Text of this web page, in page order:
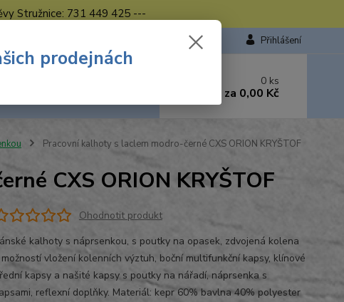
Stružnice: 731 449 425 ---
Přihlášení
Nevíte si rady? Zavolejte.
0 ks
za 0,00 Kč
Pracovní kalhoty s laclem modro-černé CXS ORION KRYŠTOF
CXS ORION KRYŠTOF
Ohodnotit produkt
kalhoty s náprsenkou, s poutky na opasek, zdvojená kolena
vložení kolenních výztuh, boční multifunkční kapsy, klínové
kapsy a našité kapsy s poutky na nářadí, náprsenka s
reflexní doplňky. Materiál: kepr 60% bavlna 40% polyester
prodejnách